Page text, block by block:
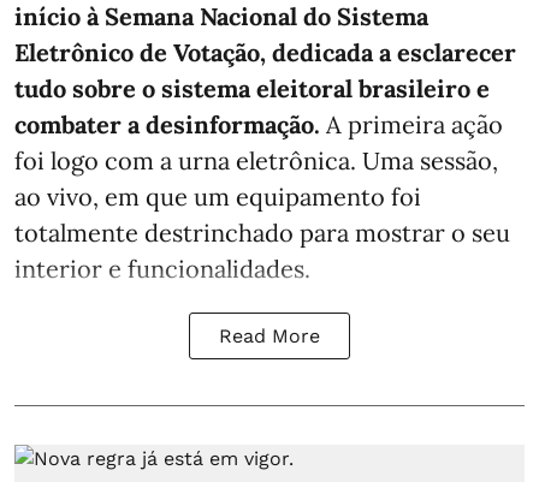
início à Semana Nacional do Sistema
Eletrônico de Votação, dedicada a esclarecer
tudo sobre o sistema eleitoral brasileiro e
combater a desinformação. A primeira ação
foi logo com a urna eletrônica. Uma sessão,
ao vivo, em que um equipamento foi
totalmente destrinchado para mostrar o seu
interior e funcionalidades.
Read More